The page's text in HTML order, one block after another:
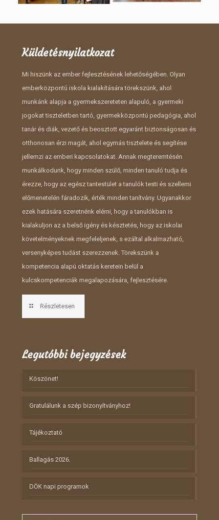
Küldetésnyilatkozat
Mi hiszünk az ember fejlesztésének lehetőségében. Olyan
emberközpontú iskola kialakítására törekszünk, ahol
munkánk alapja a gyermekszereteten alapuló, a gyermeki
jogokat tiszteletben tartó, gyermekközpontú pedagógia, ahol
tanár és diák, vezető és beosztott egyaránt biztonságosan és
otthonosan érzi magát, ahol egymás tisztelete és segítése
jellemzi az emberi kapcsolatokat. Annak megteremtésén
munkálkodunk, hogy minden szülő, minden tanuló tudja és
érezze, hogy az egész tantestület a tanulók testi és szellemi
előmenetelén fáradozik, érték minden tanítvány. Ugyanakkor
ezek hatására szeretnénk elérni, hogy a tanulókban is
kialakuljon az a belső igény és késztetés, hogy az iskolai
követelményeknek megfeleljenek, s ezáltal alkalmazható,
versenyképes tudást szerezzenek. Törekszünk a
kompetencia alapú oktatás keretein belül a
kulcskompetenciák megalapozására, fejlesztésére.
Részletesen
Legutóbbi bejegyzések
Köszönet!
Gratulálunk a szép bizonyítványhoz!
Tájékoztató
Ballagás 2026.
DÖK napi programok